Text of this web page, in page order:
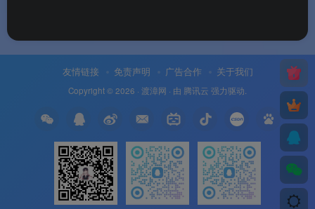
抖音聊天目前提供单一免费版本，所有核心功能向所有
用户免费开放。
版本类型
说明
布的唯一版本，
包含上述所有功
能
友情链接 免责声明 广告合作 关于我们
Copyright © 2026 · 渡漳网 · 由 腾讯云 强力驱动.